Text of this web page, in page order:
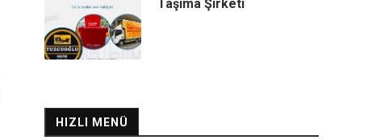
Taşıma Şirketi
HIZLI MENÜ